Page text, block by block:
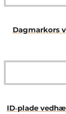
Dagmarkors
ID‑plade